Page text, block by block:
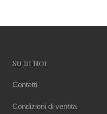
Su di Noi
Contatti
Condizioni di ventita